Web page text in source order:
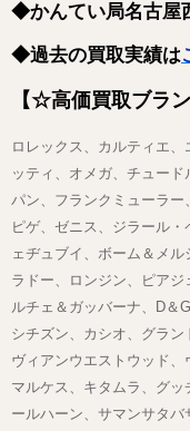
◆かんてい局名古屋
◆過去の買取実績は
【☆高価買取ブラ
ロレックス、カルティエ
ッティ、オメガ、チュー
パン、フランクミューラ
ピゲ、ゼニス、ジラール
ェヂュブイ、ボーム＆メル
ラドー、ロンジン、ピア
ルチェ＆ガッバーナ、D＆
シチズン、カシオ、グラ
ヴィアンウエストウッド
マルケス、キタムラ、グ
ールハーン、サマンサタバ